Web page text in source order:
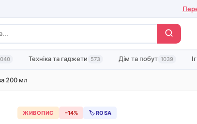
Техніка та гаджети 573 Дім та побут 1039
200 мл
ЖИВОПИС −14% 🏷 ROSA